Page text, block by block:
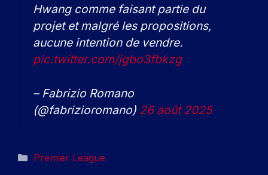
Hwang comme faisant partie du
projet et malgré les propositions,
aucune intention de vendre.
pic.twitter.com/jgbo3fbkzg
– Fabrizio Romano
(@fabrizioromano) 26 août 2025
Catégories
Premier League